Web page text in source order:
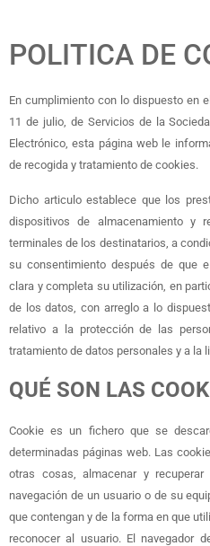
POLITICA DE
En cumplimiento con lo dispuesto en
11 de julio, de Servicios de la
Electrónico, esta página web le
de recogida y tratamiento de cookies.
Dicho articulo establece que los
dispositivos de almacenamiento y
terminales de los destinatarios, a
su consentimiento después de que
clara y completa su utilización, en
de los datos, con arreglo a lo
relativo a la protección de las
tratamiento de datos personales y a la
QUÉ SON LAS
Cookie es un fichero que se
determinadas páginas web. Las
otras cosas, almacenar y
navegación de un usuario o de su
que contengan y de la forma en que
reconocer al usuario. El navegador